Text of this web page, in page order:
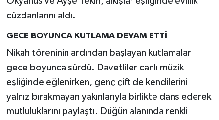
cüzdanlarını aldı.
GECE BOYUNCA KUTLAMA DEVAM ETTİ
Nikah töreninin ardından başlayan kutlamalar
gece boyunca sürdü. Davetliler canlı müzik
eşliğinde eğlenirken, genç çift de kendilerini
yalnız bırakmayan yakınlarıyla birlikte dans ederek
mutluluklarını paylaştı. Düğün alanında renkli